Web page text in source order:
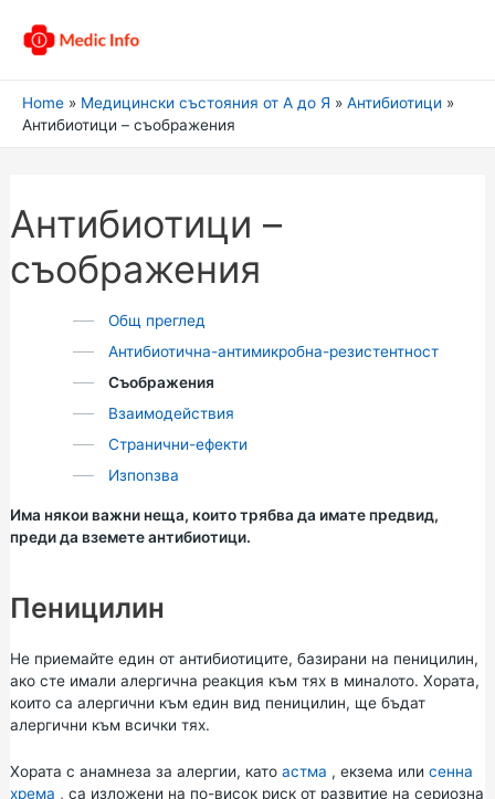
Home Медицински състояния от А до Я
Антибиотици
Антибиотици – съображения
Антибиотици –
съображения
Общ преглед
Антибиотична-антимикробна-резистентност
Съображения
Взаимодействия
Странични-ефекти
Изпоnзва
Има някои важни неща, които трябва да имате предвид,
преди да вземете антибиотици.
Пеницилин
Не приемайте един от антибиотиците, базирани на пеницилин,
ако сте имали алергична реакция към тях в миналото. Хората,
които са алергични към един вид пеницилин, ще бъдат
алергични към всички тях.
Хората с анамнеза за алергии, като астма , екзема или сенна
хрема , са изложени на по-висок риск от развитие на сериозна